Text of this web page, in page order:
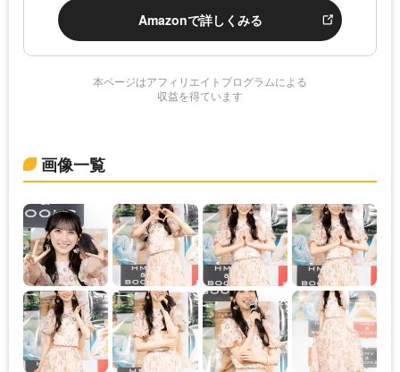
Amazonで詳しくみる
本ページはアフィリエイトプログラムによる
収益を得ています
画像一覧